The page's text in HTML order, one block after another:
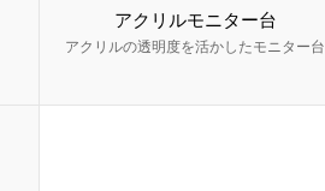
アクリルモニター台
アクリルの透明度を活かしたモニター台